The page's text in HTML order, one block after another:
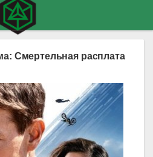
Смертельная расплата